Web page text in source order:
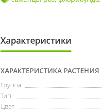
Характеристики
ХАРАКТЕРИСТИКА РАСТЕНИЯ
Группа
Тип
Цвет